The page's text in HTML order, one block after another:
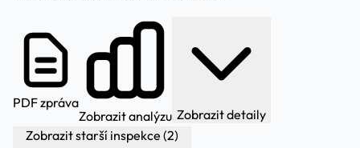
PDF zpráva
Zobrazit analýzu Zobrazit detaily
Zobrazit starší inspekce (2)